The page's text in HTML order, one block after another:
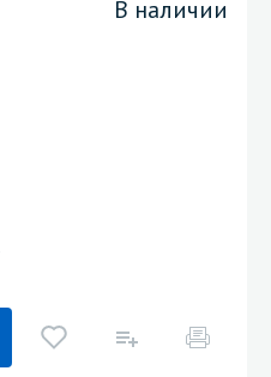
В наличии